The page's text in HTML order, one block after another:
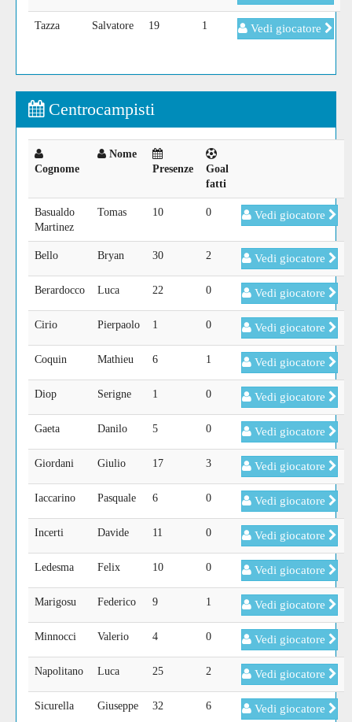
Tazza Salvatore 19 1 Vedi giocatore
Centrocampisti
Cognome
Nome
Presenze
Goal
fatti
Basualdo
Martinez
Tomas 10 0 Vedi giocatore
Bello Bryan 30 2 Vedi giocatore
Berardocco Luca 22 0 Vedi giocatore
Cirio Pierpaolo 1 0 Vedi giocatore
Coquin Mathieu 6 1 Vedi giocatore
Diop Serigne 1 0 Vedi giocatore
Gaeta Danilo 5 0 Vedi giocatore
Giordani Giulio 17 3 Vedi giocatore
Iaccarino Pasquale 6 0 Vedi giocatore
Incerti Davide 11 0 Vedi giocatore
Ledesma Felix 10 0 Vedi giocatore
Marigosu Federico 9 1 Vedi giocatore
Minnocci Valerio 4 0 Vedi giocatore
Napolitano Luca 25 2 Vedi giocatore
Sicurella Giuseppe 32 6 Vedi giocatore